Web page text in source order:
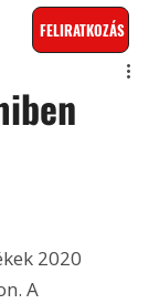
FELIRATKOZÁS
2020
A